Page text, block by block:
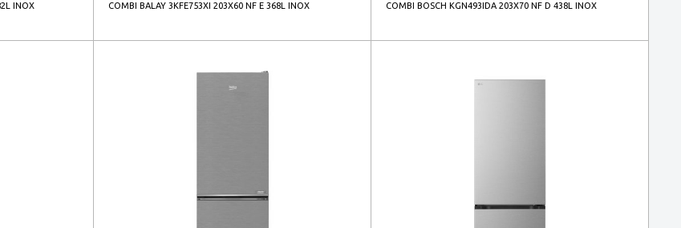
INOX COMBI BALAY 3KFE753XI 203X60 NF E 368L INOX COMBI BOSCH KGN493IDA 203X70 NF D 438L INOX